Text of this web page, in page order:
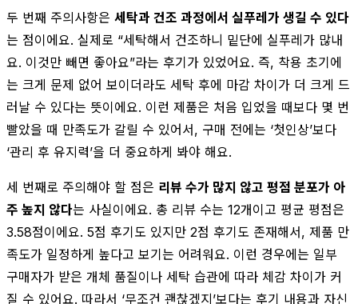
두 번째 주의사항은 세탁과 건조 과정에서 실푸레가 생길 수 있다
는 점이에요. 실제로 “세탁해서 건조하니 밑단에 실푸레가 많내
요. 이것만 빼면 좋아요”라는 후기가 있었어요. 즉, 착용 초기에
는 크게 문제 없어 보이더라도 세탁 후에 마감 차이가 더 크게 드
러날 수 있다는 뜻이에요. 이런 제품은 처음 입었을 때보다 몇 번
빨았을 때 만족도가 갈릴 수 있어서, 구매 전에는 ‘첫인상’보다
‘관리 후 유지력’을 더 중요하게 봐야 해요.
세 번째로 주의해야 할 점은 리뷰 수가 많지 않고 평점 분포가 아
주 높지 않다는 사실이에요. 총 리뷰 수는 12개이고 평균 평점은
3.58점이에요. 5점 후기도 있지만 2점 후기도 존재해서, 제품 만
족도가 일정하게 높다고 보기는 어려워요. 이런 경우에는 일부
구매자가 받은 개체 품질이나 세탁 습관에 따라 체감 차이가 커
질 수 있어요. 따라서 ‘무조건 괜찮겠지’보다는 후기 내용과 자신